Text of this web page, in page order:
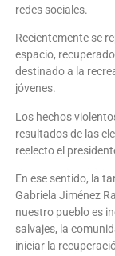
redes sociales.
Recientemente se
espacio,
destinado a la
jóvenes.
Los hechos
resultados de las
reelecto el
En ese sentido, la
Gabriela Jiménez
nuestro pueblo es
salvajes, la
iniciar la